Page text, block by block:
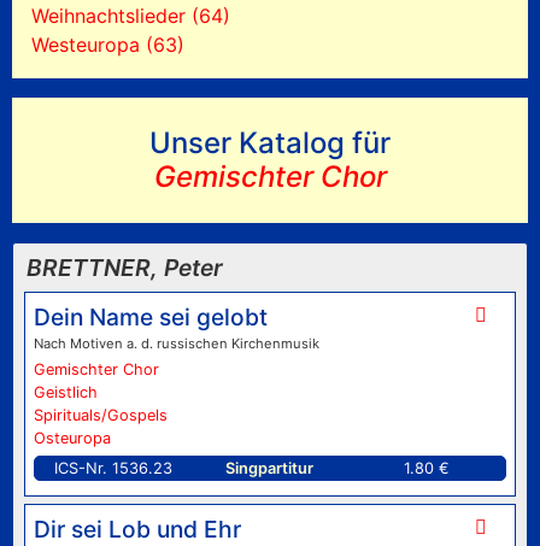
Weihnachtslieder (64)
Westeuropa (63)
Unser Katalog für
Gemischter Chor
BRETTNER, Peter
Dein Name sei gelobt
Nach Motiven a. d. russischen Kirchenmusik
Gemischter Chor
Geistlich
Spirituals/Gospels
Osteuropa
ICS-Nr. 1536.23
Singpartitur 1.80 €
Dir sei Lob und Ehr